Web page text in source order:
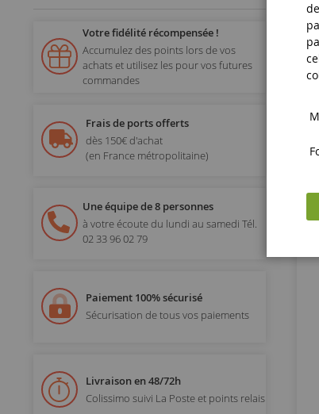
Votre fidélité récompensée !
Accumulez des points lors de vos
achats et utilisez les pour vos futures
commandes
Frais de ports offerts
dès 150€ d'achat
(en France métropolitaine)
Une équipe de 8 personnes
à votre écoute du lundi au samedi Tél.
02 33 96 02 79
Paiement 100% sécurisé
Sécurisation de tous vos paiements
Livraison en 48/72h
Colissimo suivi La Poste et points relais